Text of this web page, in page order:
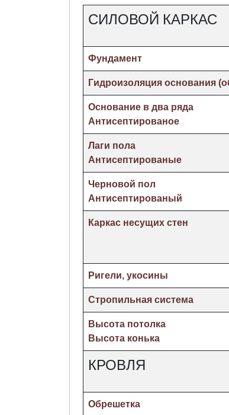
СИЛОВОЙ КАРКАС
Фундамент
Гидроизоляция основания
Основание в два ряда
Антисептированое
Лаги пола
Антисептированые
Черновой пол
Антисептированый
Каркас несущих стен
Ригели, укосины
Стропильная система
Высота потолка
Высота конька
КРОВЛЯ
Обрешетка